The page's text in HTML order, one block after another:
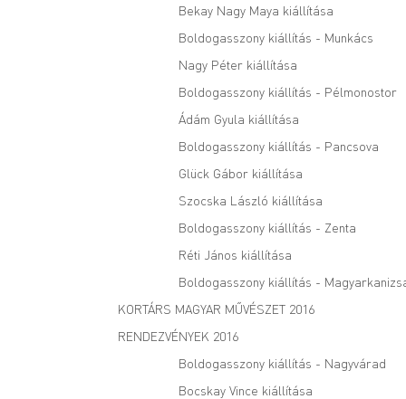
Bekay Nagy Maya kiállítása
Boldogasszony kiállítás - Munkács
Nagy Péter kiállítása
Boldogasszony kiállítás - Pélmonostor
Ádám Gyula kiállítása
Boldogasszony kiállítás - Pancsova
Glück Gábor kiállítása
Szocska László kiállítása
Boldogasszony kiállítás - Zenta
Réti János kiállítása
Boldogasszony kiállítás -
KORTÁRS MAGYAR MŰVÉSZET 2016
RENDEZVÉNYEK 2016
Boldogasszony kiállítás - Nagyvárad
Bocskay Vince kiállítása